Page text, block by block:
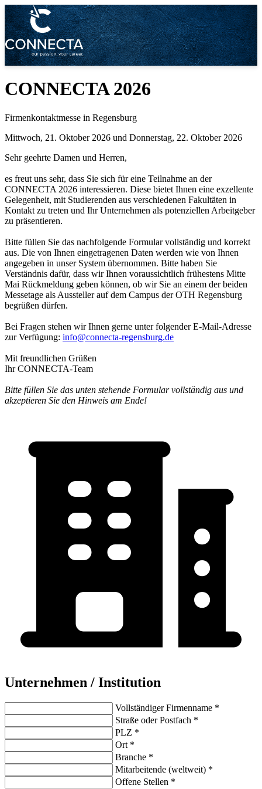
CONNECTA 2026
Firmenkontaktmesse in Regensburg
Mittwoch, 21. Oktober 2026 und Donnerstag, 22. Oktober 2026
Sehr geehrte Damen und Herren,
es freut uns sehr, dass Sie sich für eine Teilnahme an der
CONNECTA 2026 interessieren. Diese bietet Ihnen eine exzellente
Gelegenheit, mit Studierenden aus verschiedenen Fakultäten in
Kontakt zu treten und Ihr Unternehmen als potenziellen Arbeitgeber
zu präsentieren.
Bitte füllen Sie das nachfolgende Formular vollständig und korrekt
aus. Die von Ihnen eingetragenen Daten werden wie von Ihnen
angegeben in unser System übernommen. Bitte haben Sie
Verständnis dafür, dass wir Ihnen voraussichtlich frühestens Mitte
Mai Rückmeldung geben können, ob wir Sie an einem der beiden
Messetage als Aussteller auf dem Campus der OTH Regensburg
begrüßen dürfen.
Bei Fragen stehen wir Ihnen gerne unter folgender E-Mail-Adresse
zur Verfügung: info@connecta-regensburg.de
Mit freundlichen Grüßen
Ihr CONNECTA-Team
Bitte füllen Sie das unten stehende Formular vollständig aus und
akzeptieren Sie den Hinweis am Ende!
Unternehmen / Institution
Vollständiger Firmenname *
Straße oder Postfach *
PLZ *
Ort *
Branche *
Mitarbeitende (weltweit) *
Offene Stellen *